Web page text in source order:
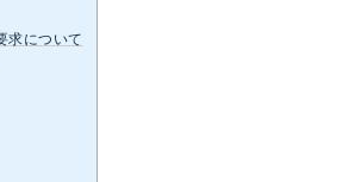
求について